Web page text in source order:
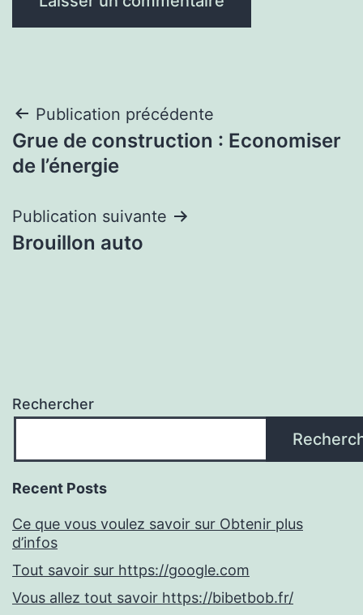
Navigation
de
Publication précédente
Grue de construction : Economiser
de l’énergie
Publication suivante
Brouillon auto
Rechercher
Recent Posts
Ce que vous voulez savoir sur Obtenir plus
d’infos
Tout savoir sur https://google.com
Vous allez tout savoir https://bibetbob.fr/